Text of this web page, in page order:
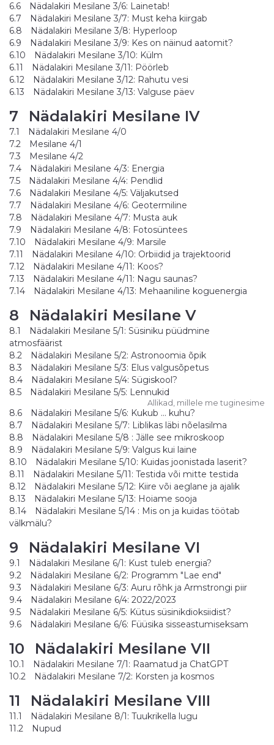
6.6
Nädalakiri Mesilane 3/6: Lainetab!
6.7
Nädalakiri Mesilane 3/7: Must keha kiirgab
6.8
Nädalakiri Mesilane 3/8: Hyperloop
6.9
Nädalakiri Mesilane 3/9: Kes on näinud aatomit?
6.10
Nädalakiri Mesilane 3/10: Külm
6.11
Nädalakiri Mesilane 3/11: Pöörleb
6.12
Nädalakiri Mesilane 3/12: Rahutu vesi
6.13
Nädalakiri Mesilane 3/13: Valguse päev
7 Nädalakiri Mesilane IV
7.1
Nädalakiri Mesilane 4/0
7.2
Mesilane 4/1
7.3
Mesilane 4/2
7.4
Nädalakiri Mesilane 4/3: Energia
7.5
Nädalakiri Mesilane 4/4: Pendlid
7.6
Nädalakiri Mesilane 4/5: Väljakutsed
7.7
Nädalakiri Mesilane 4/6: Geotermiline
7.8
Nädalakiri Mesilane 4/7: Musta auk
7.9
Nädalakiri Mesilane 4/8: Fotosüntees
7.10
Nädalakiri Mesilane 4/9: Marsile
7.11
Nädalakiri Mesilane 4/10: Orbiidid ja trajektoorid
7.12
Nädalakiri Mesilane 4/11: Koos?
7.13
Nädalakiri Mesilane 4/11: Nagu saunas?
7.14
Nädalakiri Mesilane 4/13: Mehaaniline koguenergia
8 Nädalakiri Mesilane V
8.1
Nädalakiri Mesilane 5/1: Süsiniku püüdmine
atmosfäärist
8.2
Nädalakiri Mesilane 5/2: Astronoomia õpik
8.3
Nädalakiri Mesilane 5/3: Elus valgusõpetus
8.4
Nädalakiri Mesilane 5/4: Sügiskool?
8.5
Nädalakiri Mesilane 5/5: Lennukid
Allikad, millele me tuginesime
8.6
Nädalakiri Mesilane 5/6: Kukub ... kuhu?
8.7
Nädalakiri Mesilane 5/7: Liblikas läbi nõelasilma
8.8
Nädalakiri Mesilane 5/8 : Jälle see mikroskoop
8.9
Nädalakiri Mesilane 5/9: Valgus kui laine
8.10
Nädalakiri Mesilane 5/10: Kuidas joonistada laserit?
8.11
Nädalakiri Mesilane 5/11: Testida või mitte testida
8.12
Nädalakiri Mesilane 5/12: Kiire või aeglane ja ajalik
8.13
Nädalakiri Mesilane 5/13: Hoiame sooja
8.14
Nädalakiri Mesilane 5/14 : Mis on ja kuidas töötab
välkmälu?
9 Nädalakiri Mesilane VI
9.1
Nädalakiri Mesilane 6/1: Kust tuleb energia?
9.2
Nädalakiri Mesilane 6/2: Programm "Lae end"
9.3
Nädalakiri Mesilane 6/3: Auru rõhk ja Armstrongi piir
9.4
Nädalakiri Mesilane 6/4: 2022/2023
9.5
Nädalakiri Mesilane 6/5: Kütus süsinikdioksiidist?
9.6
Nädalakiri Mesilane 6/6: Füüsika sisseastumiseksam
10 Nädalakiri Mesilane VII
10.1
Nädalakiri Mesilane 7/1: Raamatud ja ChatGPT
10.2
Nädalakiri Mesilane 7/2: Korsten ja kosmos
11 Nädalakiri Mesilane VIII
11.1
Nädalakiri Mesilane 8/1: Tuukrikella lugu
11.2
Nupud